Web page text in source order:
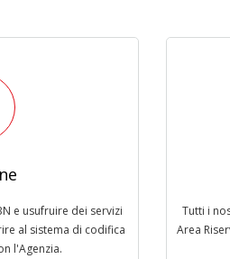
e usufruire dei servizi
al sistema di codifica
l'Agenzia.
Tutti i
Area